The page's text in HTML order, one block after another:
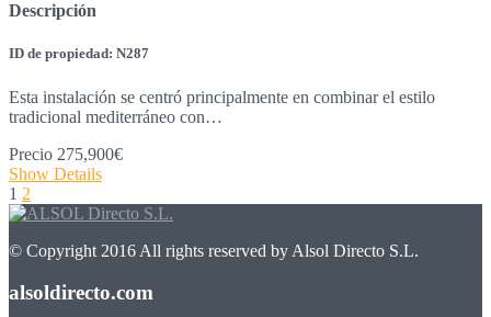
Descripción
ID de propiedad: N287
Esta instalación se centró principalmente en combinar el estilo
tradicional mediterráneo con…
Precio 275,900€
Show Details
1 2
© Copyright 2016 All rights reserved by Alsol Directo S.L.
alsoldirecto.com